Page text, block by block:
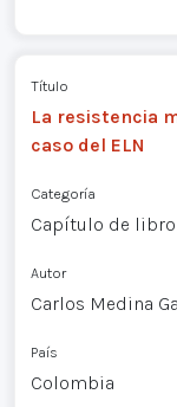
Título
La resistencia
caso del ELN
Categoría
Capítulo de libro
Autor
Carlos Medina
País
Colombia